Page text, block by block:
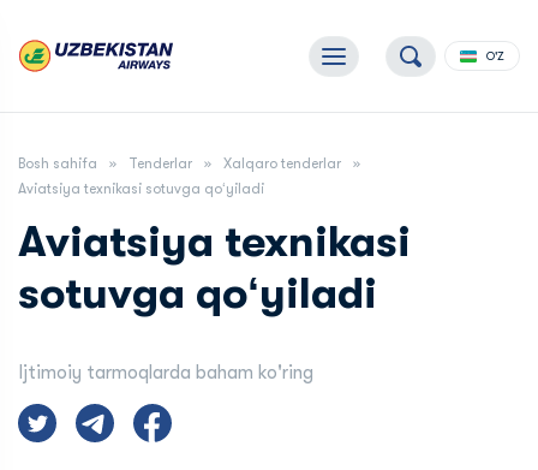
O'Z
Bosh sahifa Tenderlar
Xalqaro tenderlar
Aviatsiya texnikasi sotuvga qoʻyiladi
Aviatsiya texnikasi
sotuvga qoʻyiladi
Ijtimoiy tarmoqlarda baham ko'ring